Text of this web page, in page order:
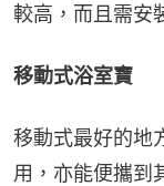
較高，而且需安
移動式浴室寶
移動式最好的地
用，亦能便攜到